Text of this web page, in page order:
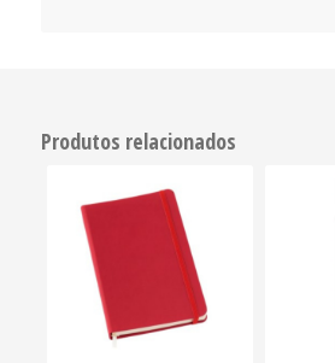
Produtos relacionados